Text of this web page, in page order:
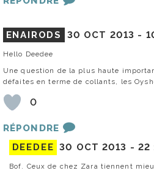
ENAIRODS 30 OCT 2013 -
Hello Deedee
Une question de la plus haute
défaites en terme de collants, les
0
RÉPONDRE
DEEDEE 30 OCT 2013 - 22
Bof. Ceux de chez Zara tiennent